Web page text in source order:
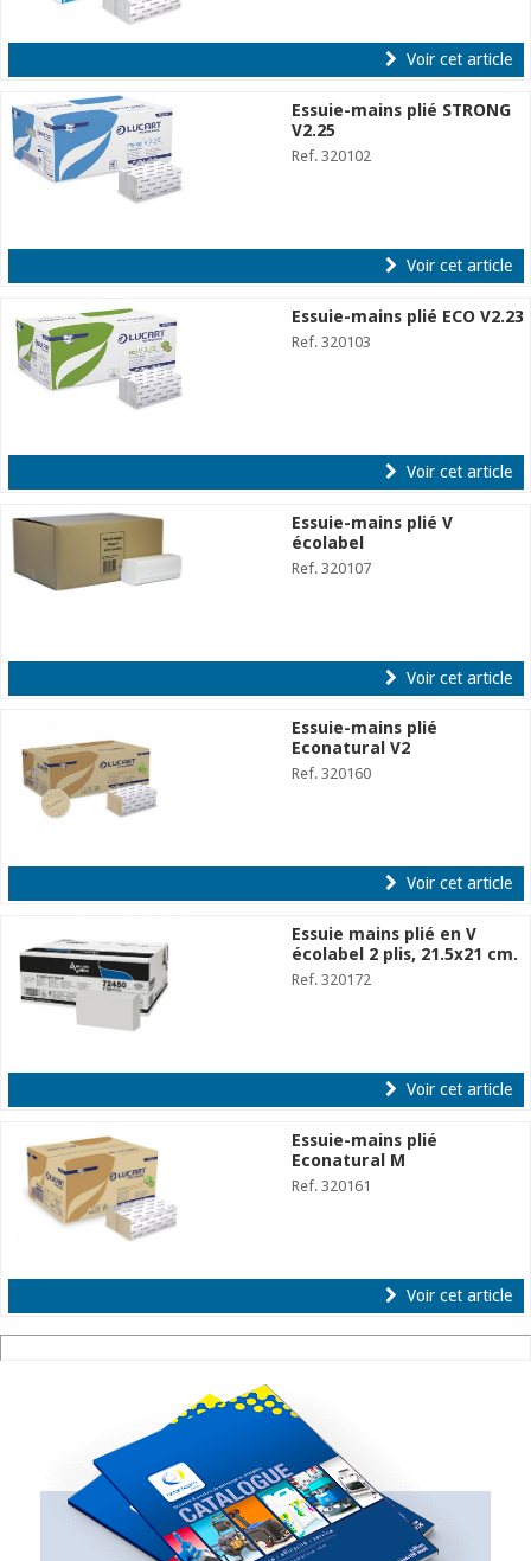
Voir cet article
Essuie-mains plié STRONG
V2.25
Ref. 320102
Voir cet article
Essuie-mains plié ECO V2.23
Ref. 320103
Voir cet article
Essuie-mains plié V
écolabel
Ref. 320107
Voir cet article
Essuie-mains plié
Econatural V2
Ref. 320160
Voir cet article
Essuie mains plié en V
écolabel 2 plis, 21.5x21 cm.
Ref. 320172
Voir cet article
Essuie-mains plié
Econatural M
Ref. 320161
Voir cet article